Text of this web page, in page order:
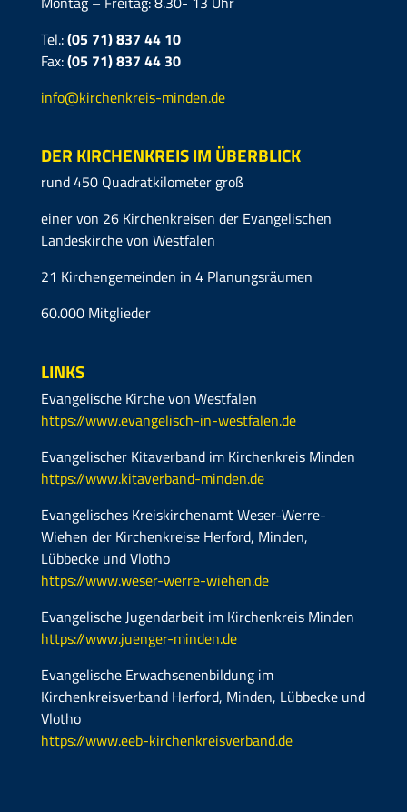
Tel.:(05 71) 837 44 10
Fax:(05 71)837 44 30
info@kirchenkreis-minden.de
DER KIRCHENKREIS IM ÜBERBLICK
rund 450 Quadratkilometer groß
einer von 26 Kirchenkreisen der Evangelischen
Landeskirche von Westfalen
21 Kirchengemeinden in 4 Planungsräumen
60.000 Mitglieder
LINKS
Evangelische Kirche von Westfalen
https://www.evangelisch-in-westfalen.de
Evangelischer Kitaverband im Kirchenkreis Minden
https://www.kitaverband-minden.de
Evangelisches Kreiskirchenamt Weser-Werre-
Wiehen der Kirchenkreise Herford, Minden,
Lübbecke und Vlotho
https://www.weser-werre-wiehen.de
Evangelische Jugendarbeit im Kirchenkreis Minden
https://www.juenger-minden.de
Evangelische Erwachsenenbildung im
Kirchenkreisverband Herford, Minden, Lübbecke und
Vlotho
https://www.eeb-kirchenkreisverband.de